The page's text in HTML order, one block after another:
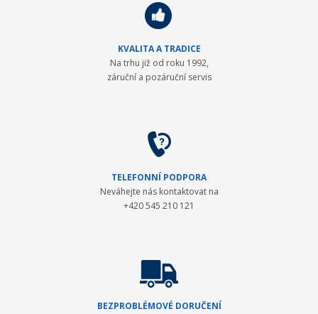
KVALITA A TRADICE
Na trhu již od roku 1992,
záruční a pozáruční servis
TELEFONNÍ PODPORA
Neváhejte nás kontaktovat na
+420 545 210 121
BEZPROBLÉMOVÉ DORUČENÍ